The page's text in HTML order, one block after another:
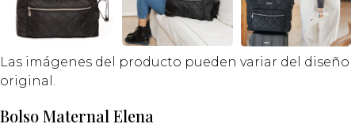
Las imágenes del producto pueden variar del diseño
original.
Bolso Maternal Elena